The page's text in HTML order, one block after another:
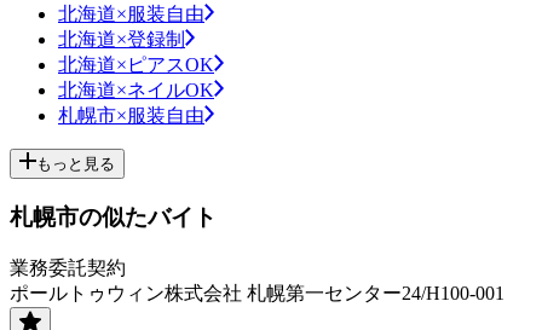
北海道×服装自由
北海道×登録制
北海道×ピアスOK
北海道×ネイルOK
札幌市×服装自由
もっと見る
札幌市の似たバイト
業務委託契約
ポールトゥウィン株式会社 札幌第一センター24/H100-001